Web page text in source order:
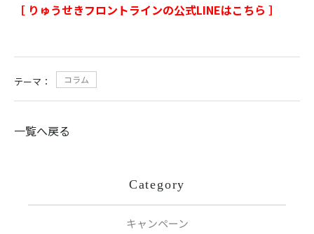
［ りゅうせきフロントラインの公式LINEはこちら ］
テーマ： コラム
一覧へ戻る
Category
キャンペーン